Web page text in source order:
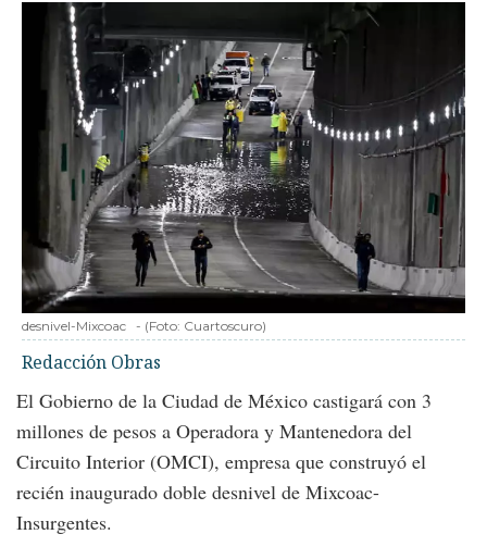
desnivel-Mixcoac - (Foto: Cuartoscuro)
Redacción Obras
El Gobierno de la Ciudad de México castigará con 3
millones de pesos a Operadora y Mantenedora del
Circuito Interior (OMCI), empresa que construyó el
recién inaugurado doble desnivel de Mixcoac-
Insurgentes.